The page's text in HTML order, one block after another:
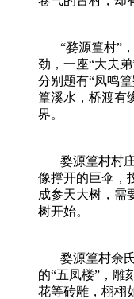
“婺源篁村”，
劲，一座“大夫
分别题有“凤鸣篁
篁溪水，桥渡有
界。
婺源篁村村
像撑开的巨伞，
成参天大树，需
树开始。
婺源篁村余
的“五凤楼”，雕
花等砖雕，栩栩